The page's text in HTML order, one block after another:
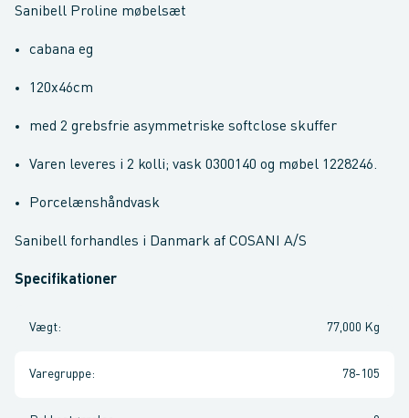
Sanibell Proline møbelsæt
cabana eg
120x46cm
med 2 grebsfrie asymmetriske softclose skuffer
Varen leveres i 2 kolli; vask 0300140 og møbel 1228246.
Porcelænshåndvask
Sanibell forhandles i Danmark af COSANI A/S
Specifikationer
Vægt: 77,000 Kg
Varegruppe: 78-105